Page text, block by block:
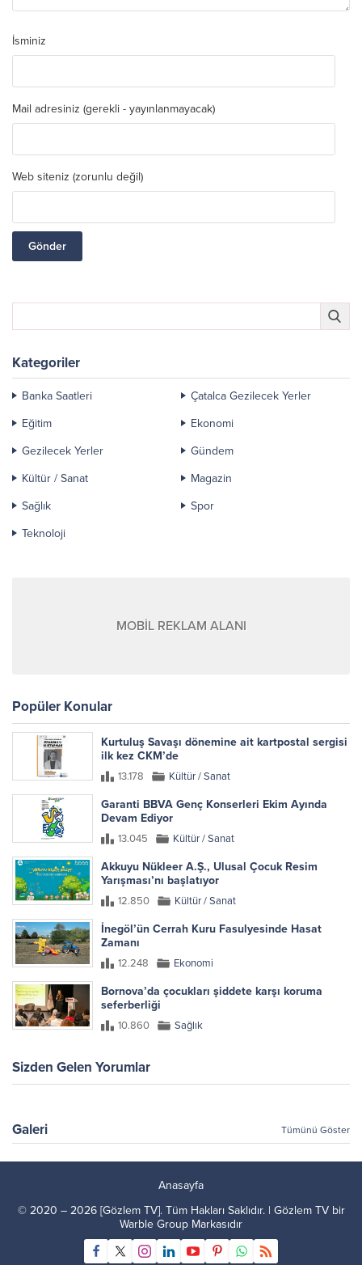
İsminiz
Mail adresiniz (gerekli - yayınlanmayacak)
Web siteniz (zorunlu değil)
Kategoriler
Banka Saatleri
Çatalca Gezilecek Yerler
Eğitim
Ekonomi
Gezilecek Yerler
Gündem
Kültür / Sanat
Magazin
Sağlık
Spor
Teknoloji
MOBİL REKLAM ALANI
Popüler Konular
Kurtuluş Savaşı dönemine ait kartpostal sergisi
ilk kez CKM’de
13.178 Kültür / Sanat
Garanti BBVA Genç Konserleri Ekim Ayında
Devam Ediyor
13.045 Kültür / Sanat
Akkuyu Nükleer A.Ş., Ulusal Çocuk Resim
Yarışması’nı başlatıyor
12.850 Kültür / Sanat
İnegöl’ün Cerrah Kuru Fasulyesinde Hasat
Zamanı
12.248 Ekonomi
Bornova’da çocukları şiddete karşı koruma
seferberliği
10.860 Sağlık
Sizden Gelen Yorumlar
Galeri Tümünü Göster
Anasayfa
© 2020 – 2026 [Gözlem TV]. Tüm Hakları Saklıdır. | Gözlem TV bir
Warble Group Markasıdır